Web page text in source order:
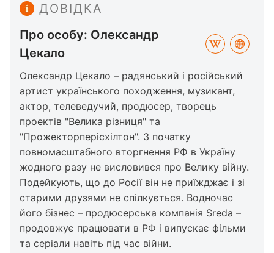
ДОВІДКА
Про особу: Олександр
Цекало
Олександр Цекало – радянський і російський
артист українського походження, музикант,
актор, телеведучий, продюсер, творець
проектів "Велика різниця" та
"Прожекторперісхілтон". З початку
повномасштабного вторгнення РФ в Україну
жодного разу не висловився про Велику війну.
Подейкують, що до Росії він не приїжджає і зі
старими друзями не спілкується. Водночас
його бізнес – продюсерська компанія Sreda –
продовжує працювати в РФ і випускає фільми
та серіали навіть під час війни.